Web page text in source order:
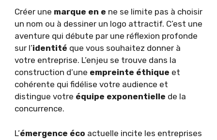
Créer une marque en e ne se limite pas à choisir
un nom ou à dessiner un logo attractif. C’est une
aventure qui débute par une réflexion profonde
sur l’identité que vous souhaitez donner à
votre entreprise. L’enjeu se trouve dans la
construction d’une empreinte éthique et
cohérente qui fidélise votre audience et
distingue votre équipe exponentielle de la
concurrence.
L’émergence éco actuelle incite les entreprises